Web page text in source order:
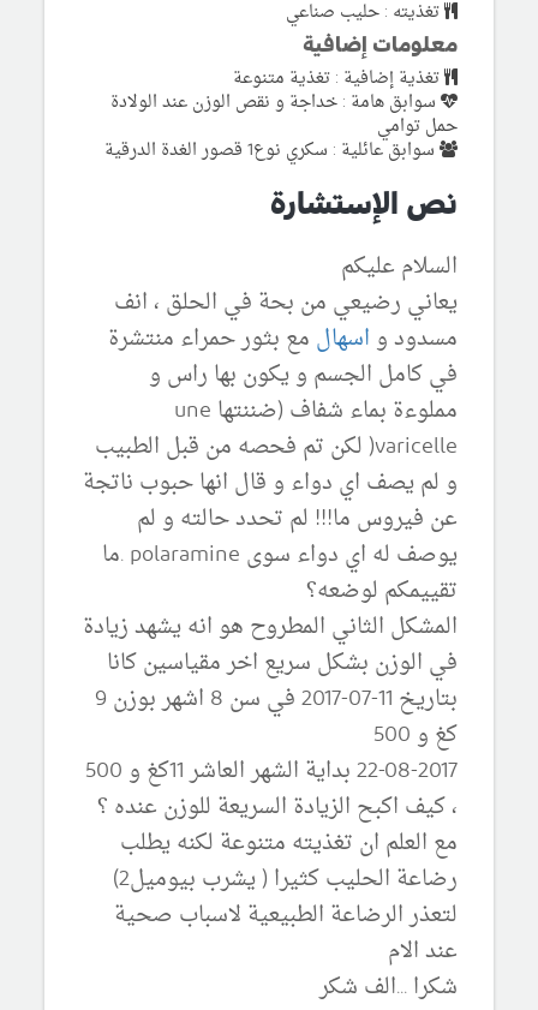
تغذيته : حليب صناعي
معلومات إضافية
تغذية إضافية : تغذية متنوعة
سوابق هامة : خداجة و نقص الوزن عند الولادة
حمل توامي
سوابق عائلية : سكري نوع1 قصور الغدة الدرقية
نص الإستشارة
السلام عليكم
يعاني رضيعي من بحة في الحلق ، انف
مسدود و اسهال مع بثور حمراء منتشرة
في كامل الجسم و يكون بها راس و
مملوءة بماء شفاف (ضننتها une
varicelle( لكن تم فحصه من قبل الطبيب
و لم يصف اي دواء و قال انها حبوب ناتجة
عن فيروس ما!!! لم تحدد حالته و لم
يوصف له اي دواء سوى polaramine .ما
تقييمكم لوضعه؟
المشكل الثاني المطروح هو انه يشهد زيادة
في الوزن بشكل سريع اخر مقياسين كانا
بتاريخ 11-07-2017 في سن 8 اشهر بوزن 9
كغ و 500
22-08-2017 بداية الشهر العاشر 11كغ و 500
، كيف اكبح الزيادة السريعة للوزن عنده ؟
مع العلم ان تغذيته متنوعة لكنه يطلب
رضاعة الحليب كثيرا ( يشرب بيوميل2)
لتعذر الرضاعة الطبيعية لاسباب صحية
عند الام
شكرا ...الف شكر